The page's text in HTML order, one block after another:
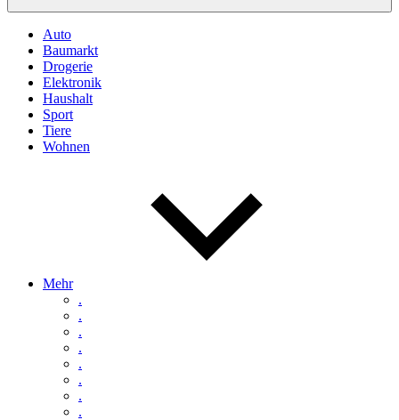
Auto
Baumarkt
Drogerie
Elektronik
Haushalt
Sport
Tiere
Wohnen
Mehr
.
.
.
.
.
.
.
.